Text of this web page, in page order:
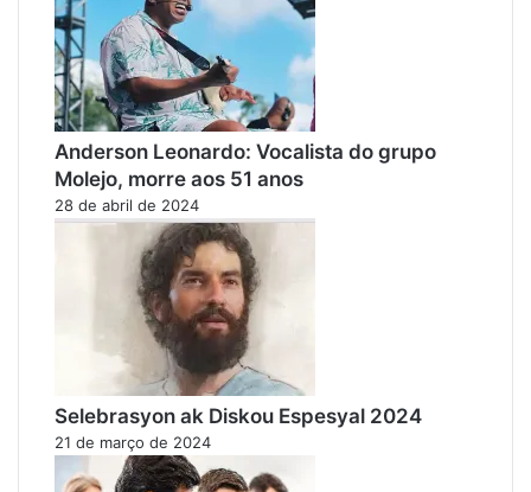
Anderson Leonardo: Vocalista do grupo
Molejo, morre aos 51 anos
28 de abril de 2024
Selebrasyon ak Diskou Espesyal 2024
21 de março de 2024